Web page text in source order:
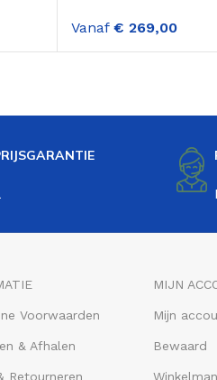
Vanaf € 269,00
Voorwaarden
& Afhalen
Retourneren
MIJN
Mijn
Bewaard